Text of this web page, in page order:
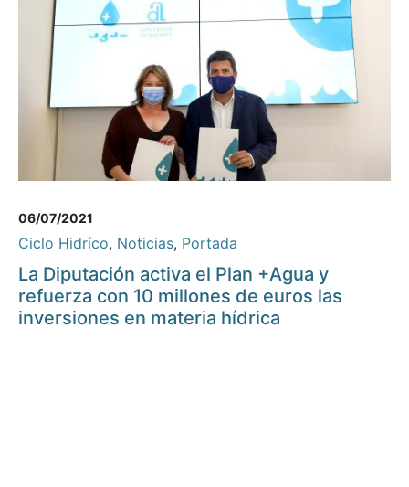
06/07/2021
Ciclo Hidríco, Noticias, Portada
La Diputación activa el Plan +Agua y
refuerza con 10 millones de euros las
inversiones en materia hídrica